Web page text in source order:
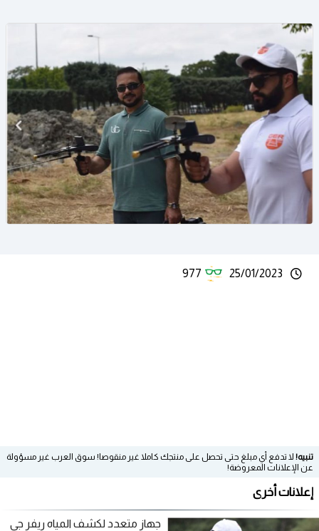
25/01/2023
977
تنبيه! لا تدفع أي مبلغ حتى تحصل على منتجك كاملا غير منقوصا! سوق العرب غير مسؤولة
عن الإعلانات المعروضة!
إعلانات أخرى
جهاز متعدد لكشف المياه ريفر جي